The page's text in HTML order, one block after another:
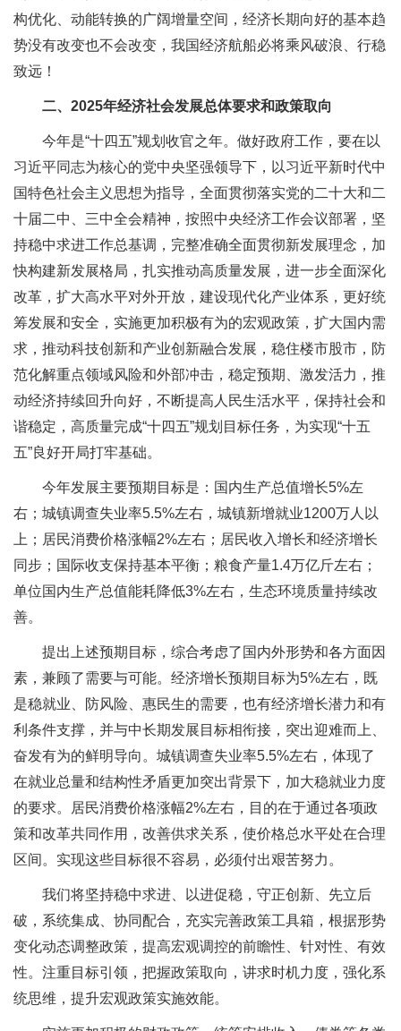
构优化、动能转换的广阔增量空间，经济长期向好的基本趋
势没有改变也不会改变，我国经济航船必将乘风破浪、行稳
致远！
二、2025年经济社会发展总体要求和政策取向
今年是“十四五”规划收官之年。做好政府工作，要在以
习近平同志为核心的党中央坚强领导下，以习近平新时代中
国特色社会主义思想为指导，全面贯彻落实党的二十大和二
十届二中、三中全会精神，按照中央经济工作会议部署，坚
持稳中求进工作总基调，完整准确全面贯彻新发展理念，加
快构建新发展格局，扎实推动高质量发展，进一步全面深化
改革，扩大高水平对外开放，建设现代化产业体系，更好统
筹发展和安全，实施更加积极有为的宏观政策，扩大国内需
求，推动科技创新和产业创新融合发展，稳住楼市股市，防
范化解重点领域风险和外部冲击，稳定预期、激发活力，推
动经济持续回升向好，不断提高人民生活水平，保持社会和
谐稳定，高质量完成“十四五”规划目标任务，为实现“十五
五”良好开局打牢基础。
今年发展主要预期目标是：国内生产总值增长5%左
右；城镇调查失业率5.5%左右，城镇新增就业1200万人以
上；居民消费价格涨幅2%左右；居民收入增长和经济增长
同步；国际收支保持基本平衡；粮食产量1.4万亿斤左右；
单位国内生产总值能耗降低3%左右，生态环境质量持续改
善。
提出上述预期目标，综合考虑了国内外形势和各方面因
素，兼顾了需要与可能。经济增长预期目标为5%左右，既
是稳就业、防风险、惠民生的需要，也有经济增长潜力和有
利条件支撑，并与中长期发展目标相衔接，突出迎难而上、
奋发有为的鲜明导向。城镇调查失业率5.5%左右，体现了
在就业总量和结构性矛盾更加突出背景下，加大稳就业力度
的要求。居民消费价格涨幅2%左右，目的在于通过各项政
策和改革共同作用，改善供求关系，使价格总水平处在合理
区间。实现这些目标很不容易，必须付出艰苦努力。
我们将坚持稳中求进、以进促稳，守正创新、先立后
破，系统集成、协同配合，充实完善政策工具箱，根据形势
变化动态调整政策，提高宏观调控的前瞻性、针对性、有效
性。注重目标引领，把握政策取向，讲求时机力度，强化系
统思维，提升宏观政策实施效能。